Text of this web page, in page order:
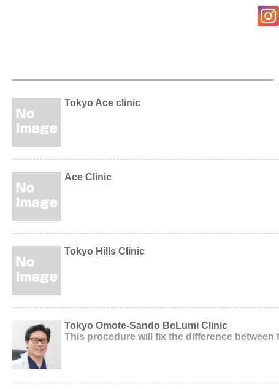
Tokyo Ace clinic
Ace Clinic
Tokyo Hills Clinic
Tokyo Omote-Sando BeLumi Clinic
This procedure will fix the difference